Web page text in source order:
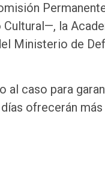
la
Ministerio de
al caso para
ofrecerán